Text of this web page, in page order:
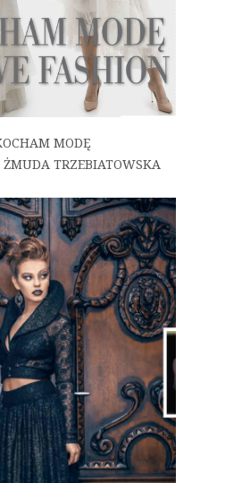
MODĘ
TRZEBIATOWSKA